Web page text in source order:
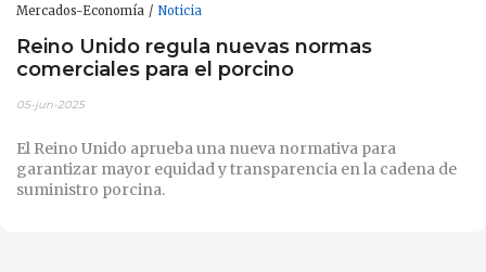
Mercados-Economía Noticia
Reino Unido regula nuevas normas
comerciales para el porcino
05-jun-2025
El Reino Unido aprueba una nueva normativa para
garantizar mayor equidad y transparencia en la cadena de
suministro porcina.